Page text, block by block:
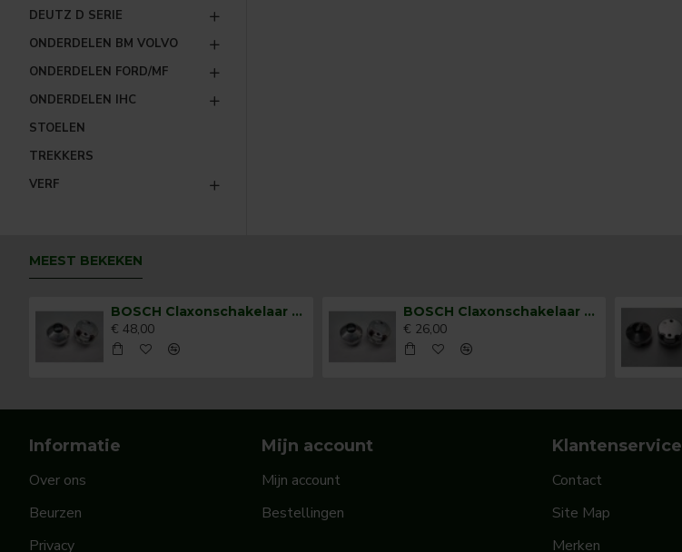
DEUTZ D SERIE
ONDERDELEN BM VOLVO
ONDERDELEN FORD/MF
ONDERDELEN IHC
STOELEN
TREKKERS
VERF
MEEST BEKEKEN
BOSCH Claxonschakelaar opbouw ⌀ 35 mm 0343013001
€ 48,00
BOSCH Claxonschakelaar opbouw ⌀26 mm 0343007001
€ 26,00
Informatie
Over ons
Beurzen
Privacy
Mijn account
Mijn account
Bestellingen
Klantenservice
Contact
Site Map
Merken